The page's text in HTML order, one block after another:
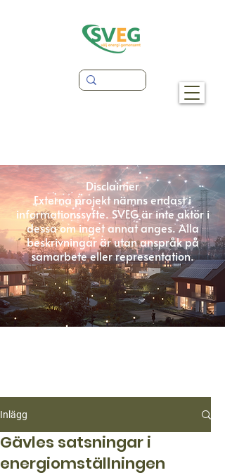
Disclaimer
Externa projekt nämns endast i
informationssyfte. SVEG är inte aktör i
dessa om inget annat anges. Alla
beskrivningar är utan anspråk på
samarbete eller representation.
Inlägg
Gävles satsningar i
energiomställningen